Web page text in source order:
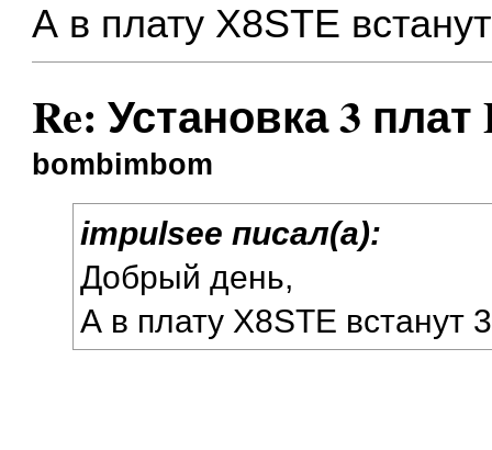
А в плату X8STE
Re: Установка 3
bombimbom
impulsee писал(а):
Добрый день,
А в плату X8STE встанут